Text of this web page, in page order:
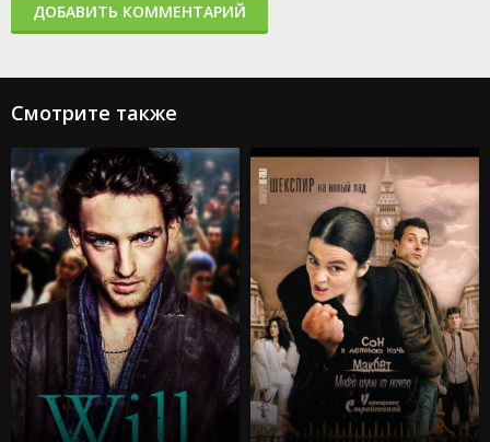
ДОБАВИТЬ КОММЕНТАРИЙ
Смотрите также